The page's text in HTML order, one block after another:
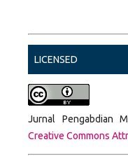
LICENSED
Jurnal Pengabdian
Creative Commons